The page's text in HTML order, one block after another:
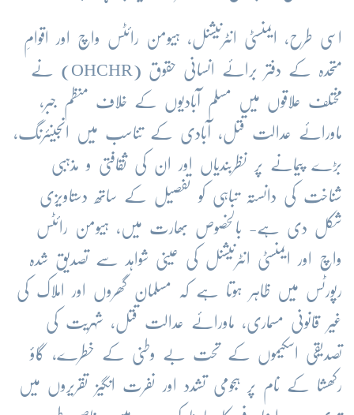
اسی طرح، ایمنسٹی انٹرنیشنل، ہیومن رائٹس واچ اور اقوامِ
متحدہ کے دفتر برائے انسانی حقوق (OHCHR) نے
مختلف علاقوں میں مسلم آبادیوں کے خلاف منظم جبر،
ماورائے عدالت قتل، آبادی کے تناسب میں انجینئرنگ،
بڑے پیمانے پر نظربندیاں اور ان کی ثقافتی و مذہبی
شناخت کی دانستہ تباہی کو تفصیل کے ساتھ دستاویزی
شکل دی ہے- بالخصوص بھارت میں، ہیومن رائٹس
واچ اور ایمنسٹی انٹرنیشنل کی عینی شواہد سے تصدیق شدہ
رپورٹس میں ظاہر ہوتا ہے کہ مسلمان گھروں اور املاک کی
غیر قانونی مسماری، ماورائے عدالت قتل، شہریت کی
تصدیقی اسکیموں کے تحت بے وطنی کے خطرے، گاؤ
رکھشا کے نام پر ہجومی تشدد اور نفرت انگیز تقریروں میں